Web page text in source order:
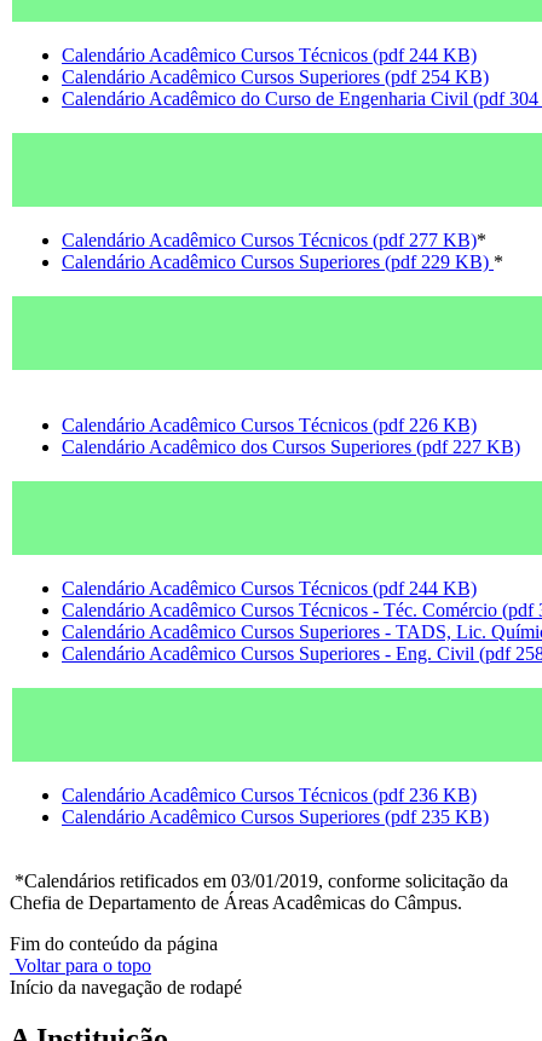
Calendário Acadêmico Cursos Técnicos (pdf 244 KB)
Calendário Acadêmico Cursos Superiores (pdf 254 KB)
Calendário Acadêmico do Curso de Engenharia Civil (pdf
Calendário Acadêmico Cursos Técnicos (pdf 277 KB)*
Calendário Acadêmico Cursos Superiores (pdf 229 KB) *
Calendário Acadêmico Cursos Técnicos (pdf 226 KB)
Calendário Acadêmico dos Cursos Superiores (pdf 227 KB)
Calendário Acadêmico Cursos Técnicos (pdf 244 KB)
Calendário Acadêmico Cursos Técnicos - Téc. Comércio
Calendário Acadêmico Cursos Superiores - TADS, Lic.
Calendário Acadêmico Cursos Superiores - Eng. Civil (pdf
Calendário Acadêmico Cursos Técnicos (pdf 236 KB)
Calendário Acadêmico Cursos Superiores (pdf 235 KB)
*Calendários retificados em 03/01/2019, conforme solicitação da
Chefia de Departamento de Áreas Acadêmicas do Câmpus.
Fim do conteúdo da página
Voltar para o topo
Início da navegação de rodapé